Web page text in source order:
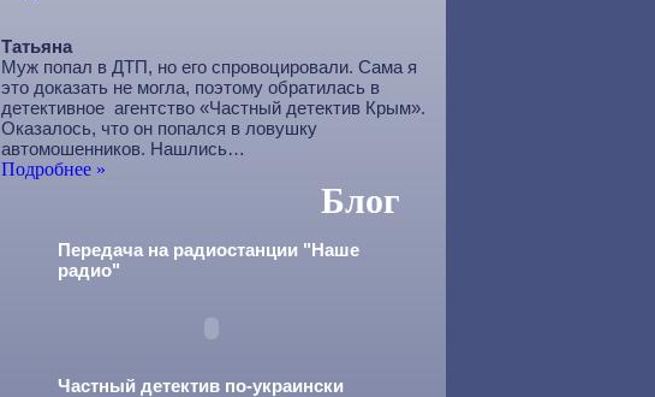
Татьяна
Муж попал в ДТП, но его спровоцировали. Сама я
это доказать не могла, поэтому обратилась в
детективное агентство «Частный детектив Крым».
Оказалось, что он попался в ловушку
автомошенников. Нашлись…
Подробнее »
Блог
Передача на радиостанции "Наше
радио"
Частный детектив по-украински